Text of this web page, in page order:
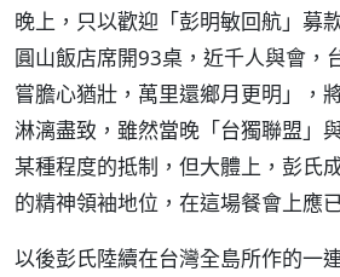
晚上，只以歡迎「彭明敏回航」募
圓山飯店席開93桌，近千人與會，
嘗膽心猶壯，萬里還鄉月更明」，
淋漓盡致，雖然當晚「台獨聯盟」
某種程度的抵制，但大體上，彭氏
的精神領袖地位，在這場餐會上應
以後彭氏陸續在台灣全島所作的一